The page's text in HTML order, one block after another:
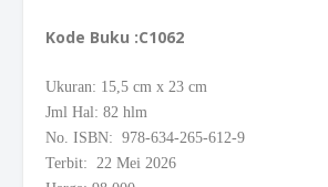
Kode Buku :C1062
Ukuran: 15,5 cm x 23 cm
Jml Hal: 82 hlm
No. ISBN: 978-634-265-612-9
Terbit: 22 Mei 2026